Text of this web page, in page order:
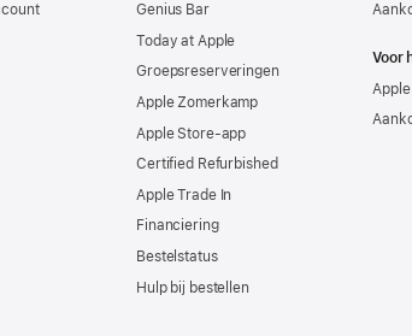
Genius Bar
Today at Apple
Groepsreserveringen
Apple Zomerkamp
Apple Store-app
Certified Refurbished
Apple Trade In
Financiering
Bestelstatus
Hulp bij bestellen
Voor